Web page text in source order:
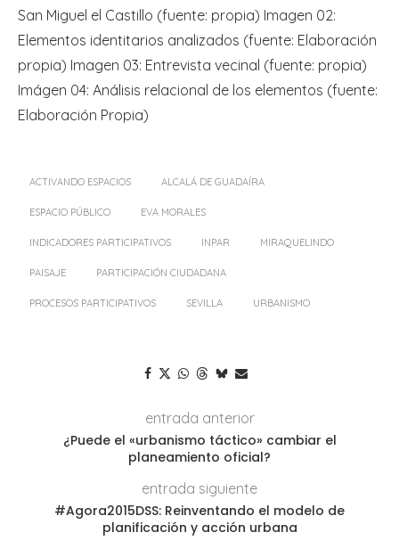
San Miguel el Castillo (fuente: propia) Imagen 02:
Elementos identitarios analizados (fuente: Elaboración
propia) Imagen 03: Entrevista vecinal (fuente: propia)
Imágen 04: Análisis relacional de los elementos (fuente:
Elaboración Propia)
ACTIVANDO ESPACIOS ALCALÁ DE GUADAÍRA
ESPACIO PÚBLICO EVA MORALES
INDICADORES PARTICIPATIVOS INPAR MIRAQUELINDO
PAISAJE PARTICIPACIÓN CIUDADANA
PROCESOS PARTICIPATIVOS SEVILLA URBANISMO
entrada anterior
¿Puede el «urbanismo táctico» cambiar el
planeamiento oficial?
entrada siguiente
#Agora2015DSS: Reinventando el modelo de
planificación y acción urbana